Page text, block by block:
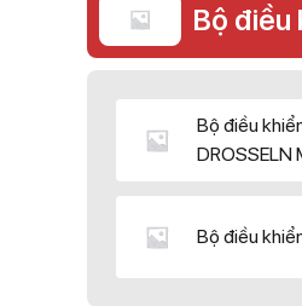
Bộ điều
Bộ điều
DROSSELN
Bộ điều